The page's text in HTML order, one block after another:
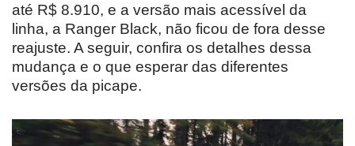
até R$ 8.910, e a versão mais acessível da
linha, a Ranger Black, não ficou de fora desse
reajuste. A seguir, confira os detalhes dessa
mudança e o que esperar das diferentes
versões da picape.